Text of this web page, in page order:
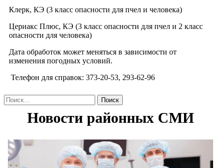
Клерк, КЭ (3 класс опасности для пчел и человека)
Цериакс Плюс, КЭ (3 класс опасности для пчел и 2 класс
опасности для человека)
Дата обработок может меняться в зависимости от
изменения погодных условий.
Телефон для справок: 373-20-53, 293-62-96
Найти: